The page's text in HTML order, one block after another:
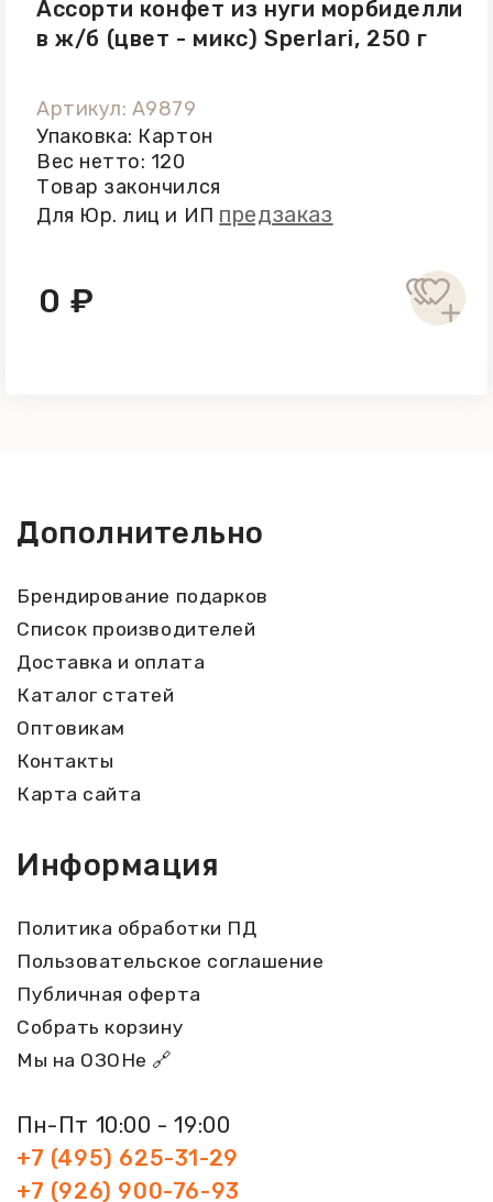
Ассорти конфет из нуги морбиделли
в ж/б (цвет - микс) Sperlari, 250 г
Артикул: A9879
Упаковка: Картон
Вес нетто: 120
Товар закончился
Для Юр. лиц и ИП предзаказ
0 ₽
Дополнительно
Брендирование подарков
Список производителей
Доставка и оплата
Каталог статей
Оптовикам
Контакты
Карта сайта
Информация
Политика обработки ПД
Пользовательское соглашение
Публичная оферта
Собрать корзину
Мы на ОЗОНе 🔗
Пн-Пт 10:00 - 19:00
+7 (495) 625-31-29
+7 (926) 900-76-93